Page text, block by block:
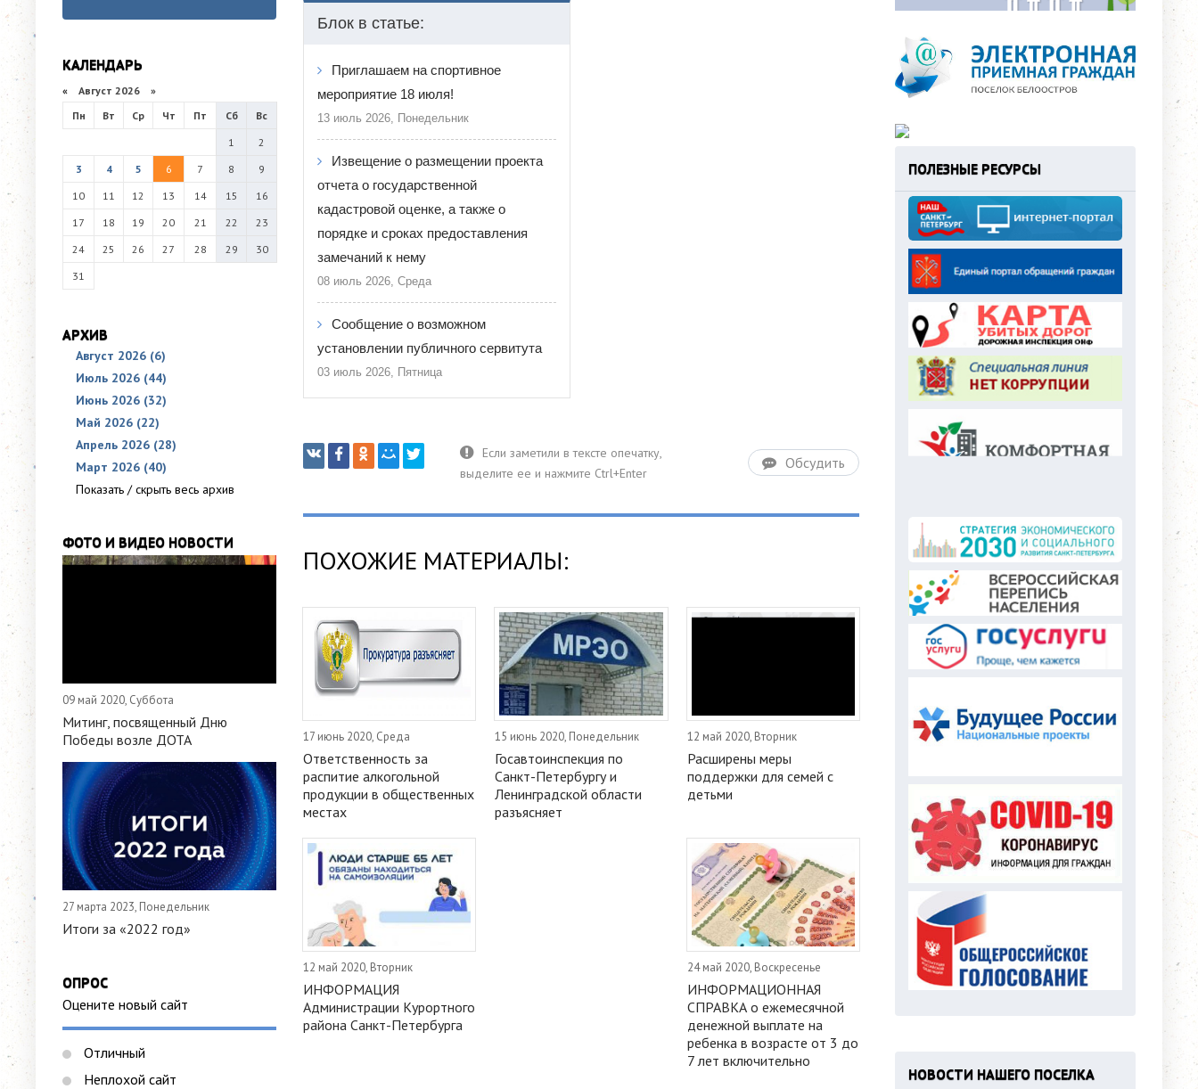
КАЛЕНДАРЬ
« Август 2026 »
Пн
Вт Ср Чт Пт Сб
Вс
1
2
3
4 5 6 7 8
9
10
11 12 13 14 15
16
17
18 19 20 21 22
23
24
25 26 27 28 29
30
31
АРХИВ
Август 2026 (6)
Июль 2026 (44)
Июнь 2026 (32)
Май 2026 (22)
Апрель 2026 (28)
Март 2026 (40)
Показать / скрыть весь архив
ФОТО И ВИДЕО НОВОСТИ
09 май 2020, Суббота
Митинг, посвященный Дню
Победы возле ДОТА
27 марта 2023, Понедельник
Итоги за «2022 год»
ОПРОС
Оцените новый сайт
Отличный
Неплохой сайт
Блок в статье:
Приглашаем на спортивное
мероприятие 18 июля!
13 июль 2026, Понедельник
Извещение о размещении проекта
отчета о государственной
кадастровой оценке, а также о
порядке и сроках предоставления
замечаний к нему
08 июль 2026, Среда
Сообщение о возможном
установлении публичного сервитута
03 июль 2026, Пятница
Обсудить
ПОХОЖИЕ МАТЕРИАЛЫ:
17 июнь 2020, Среда
Ответственность за
распитие алкогольной
продукции в общественных
местах
15 июнь 2020, Понедельник
Госавтоинспекция по
Санкт-Петербургу и
Ленинградской области
разъясняет
12 май 2020, Вторник
Расширены меры
поддержки для семей с
детьми
12 май 2020, Вторник
ИНФОРМАЦИЯ
Администрации Курортного
района Санкт-Петербурга
24 май 2020, Воскресенье
ИНФОРМАЦИОННАЯ
СПРАВКА о ежемесячной
денежной выплате на
ребенка в возрасте от 3 до
7 лет включительно
ПОЛЕЗНЫЕ РЕСУРСЫ
НОВОСТИ НАШЕГО ПОСЕЛКА